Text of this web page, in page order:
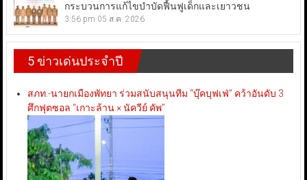
กระบวนการแก้ไขบำบัดฟื้นฟูเด็กและเยาวชน
3:56 pm 05 ส.ค. 2026
5 ข่าวเด่นประจำปี
สภท.-นายกเมืองพัทยา ร่วมสนับสนุนทีม “บุ๊คบุฟเฟ่” คว้าอันดับ 3
ศึกฟุตซอล “เกาะล้าน × นัควีย์ คัพ”